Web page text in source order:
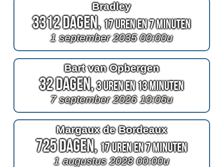
Bradley
3312 Dagen,17 Uren en 7 Minuten
1 september 2035 00:00u
Bart van Opbergen
32 Dagen,3 Uren en 13 Minuten
7 september 2026 10:06u
Margaux de Bordeaux
725 Dagen,17 Uren en 7 Minuten
1 augustus 2028 00:00u